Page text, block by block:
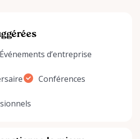
Événements d’entreprise
Conférences